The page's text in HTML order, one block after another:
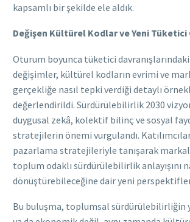
kapsamlı bir şekilde ele aldık.
Değişen Kültürel Kodlar ve Yeni
Oturum boyunca tüketici
değişimler, kültürel kodların evrimi ve
gerçekliğe nasıl tepki verdiği detaylı
değerlendirildi. Sürdürülebilirlik 2030
duygusal zekâ, kolektif bilinç ve sosyal
stratejilerin önemi vurgulandı.
pazarlama stratejileriyle tanışarak
toplum odaklı sürdürülebilirlik anlayışını
dönüştürebileceğine dair yeni perspektifler
Bu buluşma, toplumsal sürdürülebilirliğin